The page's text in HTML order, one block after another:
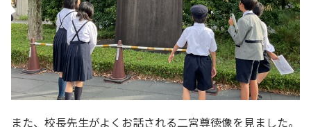
また、校長先生がよくお話される二宮尊徳像を見ました。